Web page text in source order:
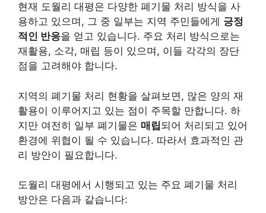
현재 도월리 대평은 다양한 폐기물 처리 방식을 사
용하고 있으며, 그 중 일부는 지역 주민들에게 긍정
적인 반응을 얻고 있습니다. 주요 처리 방식으로는
재활용, 소각, 매립 등이 있으며, 이들 각각의 장단
점을 고려해야 합니다.
지역의 폐기물 처리 현황을 살펴보면, 많은 양의 재
활용이 이루어지고 있는 점이 주목할 만합니다. 하
지만 여전히 일부 폐기물은 매립되어 처리되고 있어
환경에 위협이 될 수 있습니다. 따라서 효과적인 관
리 방안이 필요합니다.
도월리 대평에서 시행되고 있는 주요 폐기물 처리
방안은 다음과 같습니다: